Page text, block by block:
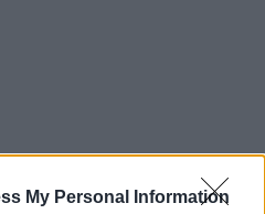
My Personal Information